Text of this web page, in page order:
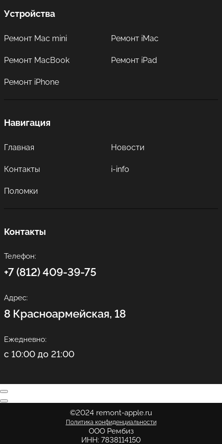
Устройства
Ремонт Mac mini Ремонт iMac
Ремонт MacBook Ремонт iPad
Ремонт iPhone
Навигация
Главная Новости
Контакты i-info
Поломки
Контакты
Телефон:
+7 (812) 409-39-75
Адрес:
8 Красноармейская, 18
Ежедневно:
с 10:00 до 21:00
©2024 remont-apple.ru
Политика конфиденциальности
ООО Рембиз
ИНН: 7838114150